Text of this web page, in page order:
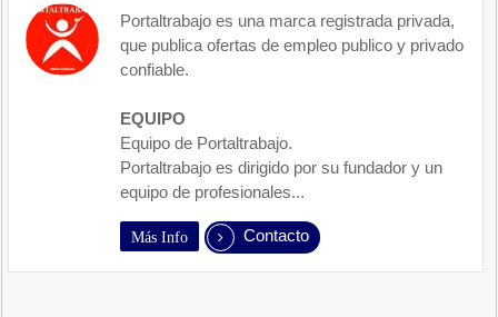
Portaltrabajo es una marca registrada privada,
que publica ofertas de empleo publico y privado
confiable.
EQUIPO
Equipo de Portaltrabajo.
Portaltrabajo es dirigido por su fundador y un
equipo de profesionales...
Más Info Contacto